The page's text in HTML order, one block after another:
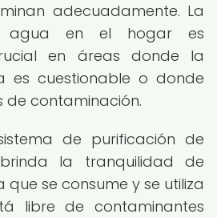
adecuadamente. La
agua en el hogar es
en áreas donde la
es cuestionable o donde
de contaminación.
de purificación de
la tranquilidad de
se consume y se utiliza
libre de contaminantes